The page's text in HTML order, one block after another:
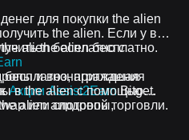
для покупки the alien
the alien. Если у вас
the alien бесплатно.
alien бесплатно с
приглашая
Акции Assist2EarnBitget.
alien аирдропы,
и вознаграждения
в the alien с помощью
или спотовой торговли.